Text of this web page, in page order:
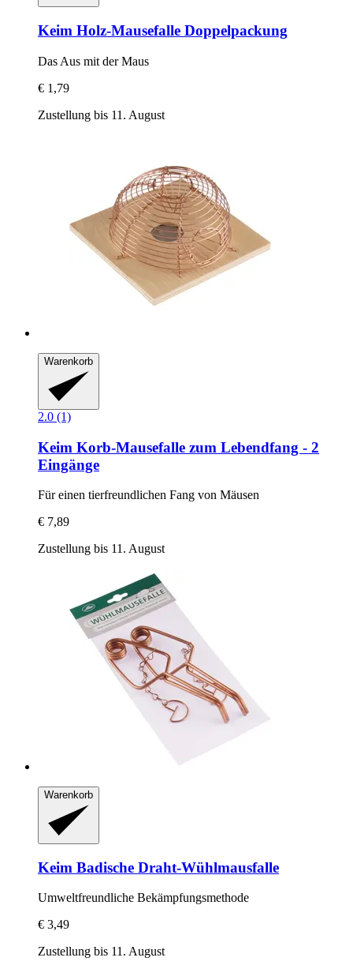
Keim Holz-​Mausefalle Doppelpackung
Das Aus mit der Maus
€ 1,79
Zustellung bis 11. August
Warenkorb
2.0 (1)
Keim Korb-​Mausefalle zum Lebendfang -​ 2
Eingänge
Für einen tierfreundlichen Fang von Mäusen
€ 7,89
Zustellung bis 11. August
Warenkorb
Keim Badische Draht-​Wühlmausfalle
Umweltfreundliche Bekämpfungsmethode
€ 3,49
Zustellung bis 11. August